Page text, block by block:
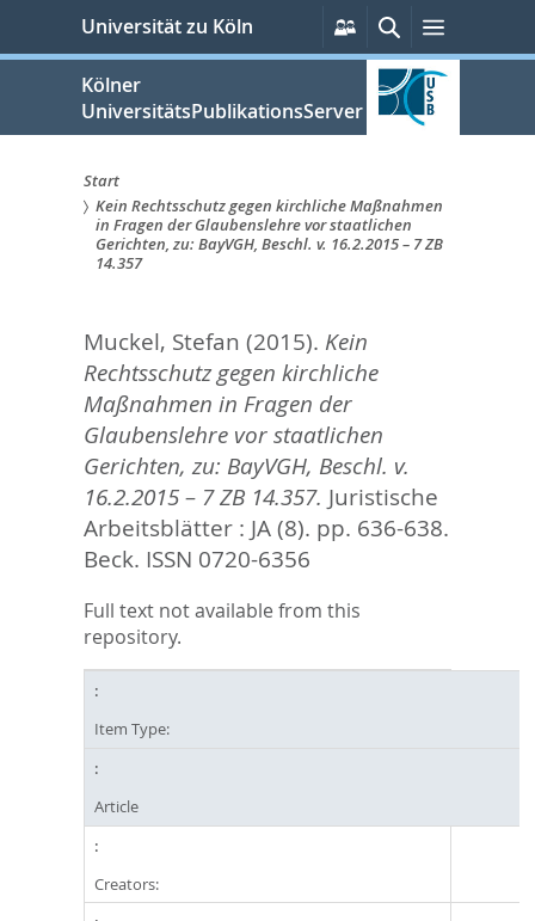
springen
Universität zu Köln
Persönliche
Services
SucheMenü
Kölner
UniversitätsPublikationsServer
Sie
sind
Start
Kein Rechtsschutz gegen kirchliche Maßnahmen
in Fragen der Glaubenslehre vor staatlichen
Gerichten, zu: BayVGH, Beschl. v. 16.2.2015 – 7 ZB
14.357
Muckel, Stefan (2015). Kein
Rechtsschutz gegen kirchliche
Maßnahmen in Fragen der
Glaubenslehre vor staatlichen
Gerichten, zu: BayVGH, Beschl. v.
16.2.2015 – 7 ZB 14.357. Juristische
Arbeitsblätter : JA (8). pp. 636-638.
Beck. ISSN 0720-6356
Full text not available from this
repository.
Item Type:
Article
Creators: